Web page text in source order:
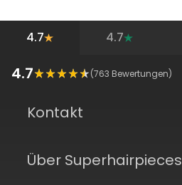
4.7 4.7
4.7 (763 Bewertungen)
Kontakt
Über Superhairpieces